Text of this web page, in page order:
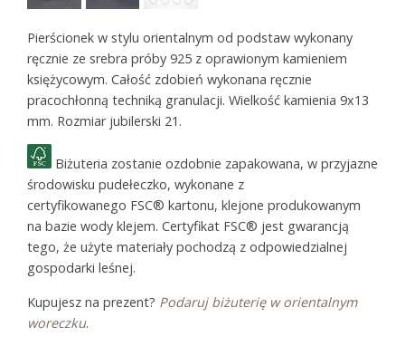
Pierścionek w stylu orientalnym od podstaw wykonany
ręcznie ze srebra próby 925 z oprawionym kamieniem
księżycowym. Całość zdobień wykonana ręcznie
pracochłonną techniką granulacji. Wielkość kamienia 9x13
mm. Rozmiar jubilerski 21.
Biżuteria zostanie ozdobnie zapakowana, w przyjazne
środowisku pudełeczko, wykonane z
certyfikowanego FSC® kartonu, klejone produkowanym
na bazie wody klejem. Certyfikat FSC® jest gwarancją
tego, że użyte materiały pochodzą z odpowiedzialnej
gospodarki leśnej.
Kupujesz na prezent? Podaruj biżuterię w orientalnym
woreczku.